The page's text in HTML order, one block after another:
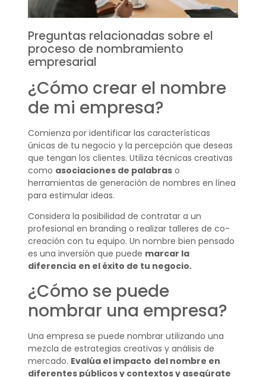
Preguntas relacionadas sobre el
proceso de nombramiento
empresarial
¿Cómo crear el nombre
de mi empresa?
Comienza por identificar las características
únicas de tu negocio y la percepción que deseas
que tengan los clientes. Utiliza técnicas creativas
como asociaciones de palabraso
herramientas de generación de nombres en línea
para estimular ideas.
Considera la posibilidad de contratar a un
profesional en branding o realizar talleres de co-
creación con tu equipo. Un nombre bien pensado
es una inversión que puede marcar la
diferencia en el éxito de tu negocio.
¿Cómo se puede
nombrar una empresa?
Una empresa se puede nombrar utilizando una
mezcla de estrategias creativas y análisis de
mercado. Evalúa el impacto del nombre en
diferentes públicos y contextos y asegúrate